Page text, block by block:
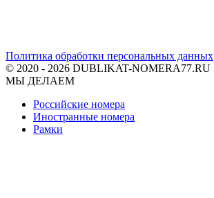
Политика обработки персональных данных
© 2020 - 2026 DUBLIKAT-NOMERA77.RU
МЫ ДЕЛАЕМ
Российские номера
Иностранные номера
Рамки